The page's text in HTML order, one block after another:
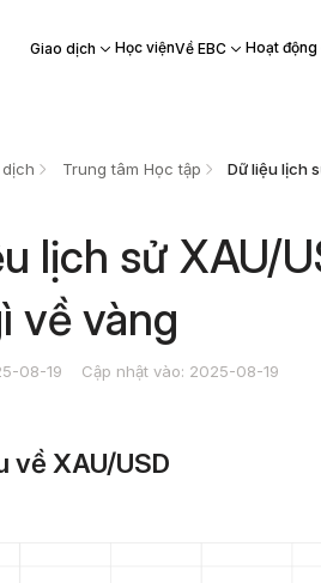
Giao dịch Học việnVề EBC Hoạt động
Trung tâm Học tập
lịch sử XAU/
về vàng
08-19 Cập nhật vào: 2025-08-19
về XAU/USD